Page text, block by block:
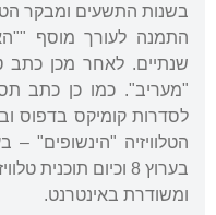
התמנה לעורך מוסף
שנתיים. לאחר מכן כתב
"מעריב". כמו כן כתב
לסדרות קומיקס בדפוס
הטלוויזיה "הינשופים" –
בערוץ 8 וכיום
ומשודרת באינטרנט.